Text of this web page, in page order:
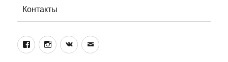
Контакты
FacebookInstagramВКонтакте
Email